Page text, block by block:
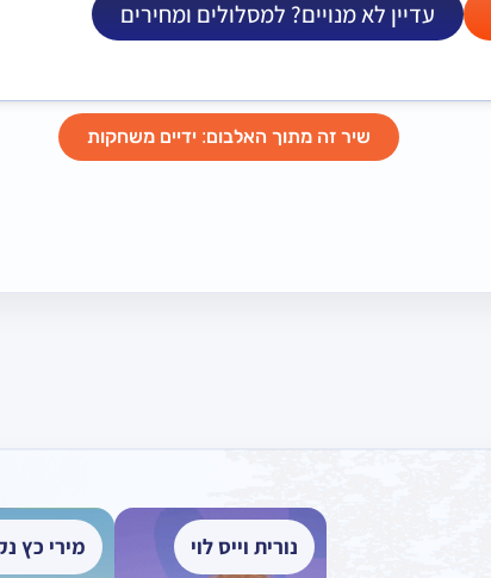
עדיין לא מנויים? למסלולים ומחירים
שיר זה מתוך האלבום: ידיים משחקות
נורית וייס לוי מירי כץ